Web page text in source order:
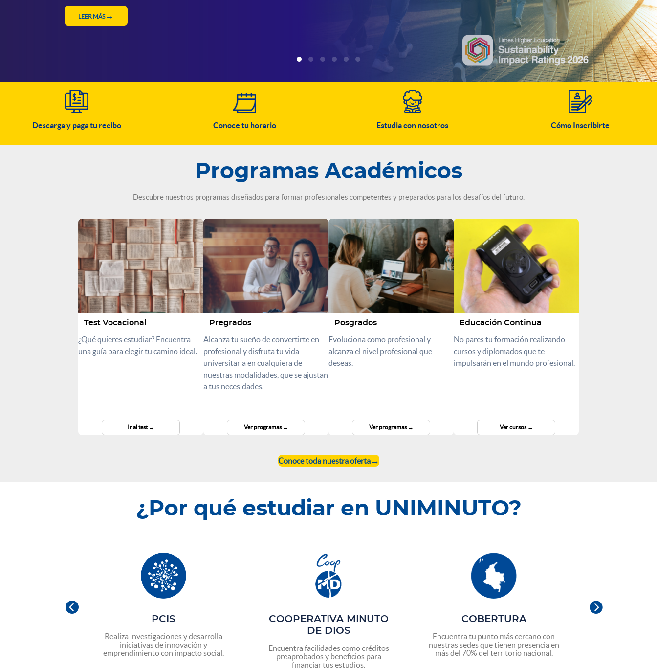
RESERVA TU CUPO
Descarga y paga tu recibo Conoce tu horario Estudia con nosotros Cómo Inscribirte
Programas Académicos
Descubre nuestros programas diseñados para formar profesionales competentes y preparados para los desafíos del futuro.
Test Vocacional
¿Qué quieres estudiar? Encuentra
una guía para elegir tu camino ideal.
Ir al test
Pregrados
Alcanza tu sueño de convertirte en
profesional y disfruta tu vida
universitaria en cualquiera de
nuestras modalidades, que se ajustan
a tus necesidades.
Ver programas
Posgrados
Evoluciona como profesional y
alcanza el nivel profesional que
deseas.
Ver programas
Educación Continua
No pares tu formación realizando
cursos y diplomados que te
impulsarán en el mundo profesional.
Ver cursos
Conoce toda nuestra oferta
¿Por qué estudiar en UNIMINUTO?
PCIS
Realiza investigaciones y desarrolla
iniciativas de innovación y
emprendimiento con impacto social.
COOPERATIVA MINUTO
DE DIOS
Encuentra facilidades como créditos
preaprobados y beneficios para
financiar tus estudios.
COBERTURA
Encuentra tu punto más cercano con
nuestras sedes que tienen presencia en
más del 70% del territorio nacional.
 